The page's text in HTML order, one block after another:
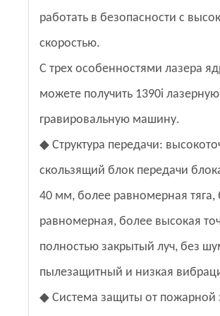
работать в безопасности с
скоростью.
С трех особенностями лазера
можете получить 1390i лазерную
гравировальную машину.
◆ Структура передачи:
скользящий блок передачи
40 мм, более равномерная тяга,
равномерная, более высокая
полностью закрытый луч, без
пылезащитный и низкая
◆ Система защиты от пожарной